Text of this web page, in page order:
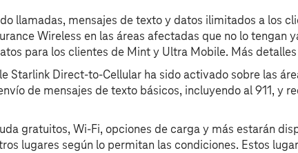
llamadas, mensajes de texto y datos ilimitados a los
Wireless en las áreas afectadas que no lo tengan
para los clientes de Mint y Ultra Mobile. Más
Starlink Direct-to-Cellular ha sido activado sobre las
de mensajes de texto básicos, incluyendo al 911, y
gratuitos, Wi-Fi, opciones de carga y más estarán
lugares según lo permitan las condiciones. Estos